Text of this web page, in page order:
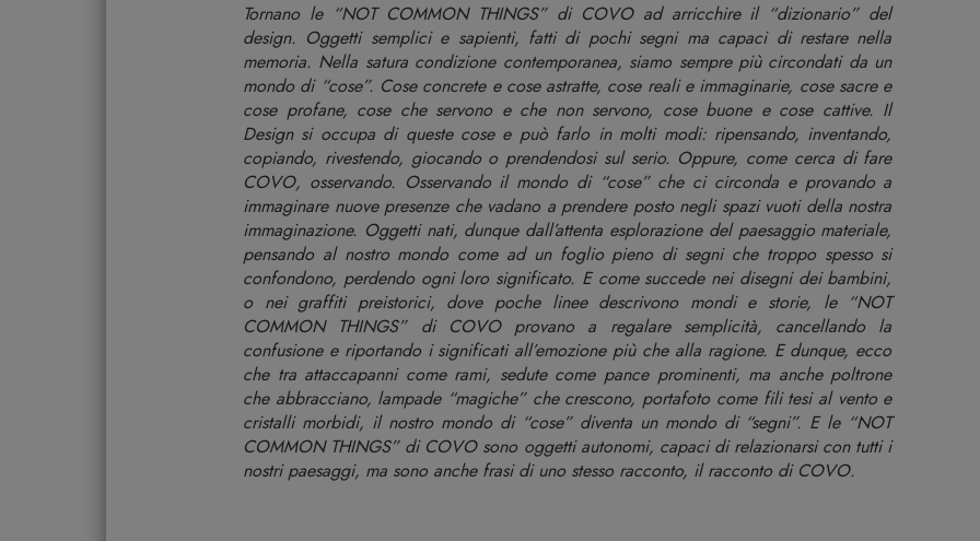
Tornano le “NOT COMMON THINGS” di COVO ad arricchire il “dizionario” del
design. Oggetti semplici e sapienti, fatti di pochi segni ma capaci di restare nella
memoria. Nella satura condizione contemporanea, siamo sempre più circondati da un
mondo di “cose”. Cose concrete e cose astratte, cose reali e immaginarie, cose sacre e
cose profane, cose che servono e che non servono, cose buone e cose cattive. Il
Design si occupa di queste cose e può farlo in molti modi: ripensando, inventando,
copiando, rivestendo, giocando o prendendosi sul serio. Oppure, come cerca di fare
COVO, osservando. Osservando il mondo di “cose” che ci circonda e provando a
immaginare nuove presenze che vadano a prendere posto negli spazi vuoti della nostra
immaginazione. Oggetti nati, dunque dall’attenta esplorazione del paesaggio materiale,
pensando al nostro mondo come ad un foglio pieno di segni che troppo spesso si
confondono, perdendo ogni loro significato. E come succede nei disegni dei bambini,
o nei graffiti preistorici, dove poche linee descrivono mondi e storie, le “NOT
COMMON THINGS” di COVO provano a regalare semplicità, cancellando la
confusione e riportando i significati all’emozione più che alla ragione. E dunque, ecco
che tra attaccapanni come rami, sedute come pance prominenti, ma anche poltrone
che abbracciano, lampade “magiche” che crescono, portafoto come fili tesi al vento e
cristalli morbidi, il nostro mondo di “cose” diventa un mondo di “segni”. E le “NOT
COMMON THINGS” di COVO sono oggetti autonomi, capaci di relazionarsi con tutti i
nostri paesaggi, ma sono anche frasi di uno stesso racconto, il racconto di COVO.